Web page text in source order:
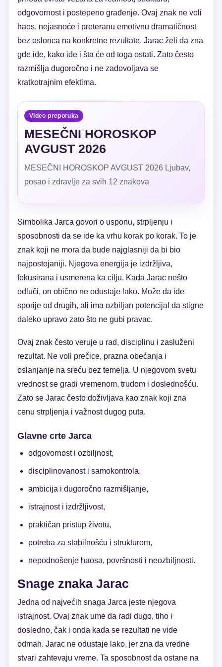
odgovornost i postepeno građenje. Ovaj znak ne voli
haos, nejasnoće i preteranu emotivnu dramatičnost
bez oslonca na konkretne rezultate. Jarac želi da zna
gde ide, kako ide i šta će od toga ostati. Zato često
razmišlja dugoročno i ne zadovoljava se
kratkotrajnim efektima.
Video preporuka
MESEČNI HOROSKOP
AVGUST 2026
MESEČNI HOROSKOP AVGUST 2026 Ljubav,
posao i zdravlje za svih 12 znakova
Simbolika Jarca govori o usponu, strpljenju i
sposobnosti da se ide ka vrhu korak po korak. To je
znak koji ne mora da bude najglasniji da bi bio
najpostojaniji. Njegova energija je izdržljiva,
fokusirana i usmerena ka cilju. Kada Jarac nešto
odluči, on obično ne odustaje lako. Može da ide
sporije od drugih, ali ima ozbiljan potencijal da stigne
daleko upravo zato što ne gubi pravac.
Ovaj znak često veruje u rad, disciplinu i zasluženi
rezultat. Ne voli prečice, prazna obećanja i
oslanjanje na sreću bez temelja. U njegovom svetu
vrednost se gradi vremenom, trudom i doslednošću.
Zato se Jarac često doživljava kao znak koji zna
cenu strpljenja i važnost dugog puta.
Glavne crte Jarca
odgovornost i ozbiljnost,
disciplinovanost i samokontrola,
ambicija i dugoročno razmišljanje,
istrajnost i izdržljivost,
praktičan pristup životu,
potreba za stabilnošću i strukturom,
nepodnošenje haosa, površnosti i neozbiljnosti.
Snage znaka Jarac
Jedna od najvećih snaga Jarca jeste njegova
istrajnost. Ovaj znak ume da radi dugo, tiho i
dosledno, čak i onda kada se rezultati ne vide
odmah. Jarac ne odustaje lako, jer zna da vredne
stvari zahtevaju vreme. Ta sposobnost da ostane na